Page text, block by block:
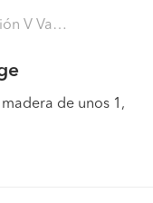
- Valparaíso)
de unos 1,